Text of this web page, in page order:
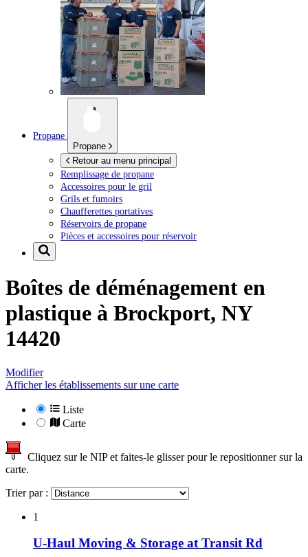
Propane
Propane
Retour au menu principal
Remplissage de propane
Accessoires pour le gril
Grils et fumoirs
Chaufferettes portatives
Réservoirs de propane
Pièces et accessoires pour réservoir
Boîtes de déménagement en
plastique à Brockport, NY
14420
Modifier
Afficher les établissements sur une carte
Liste
Carte
Cliquez sur le NIP et faites-le glisser pour le repositionner sur la
carte.
Trier par :
1
U-Haul Moving & Storage at Transit Rd